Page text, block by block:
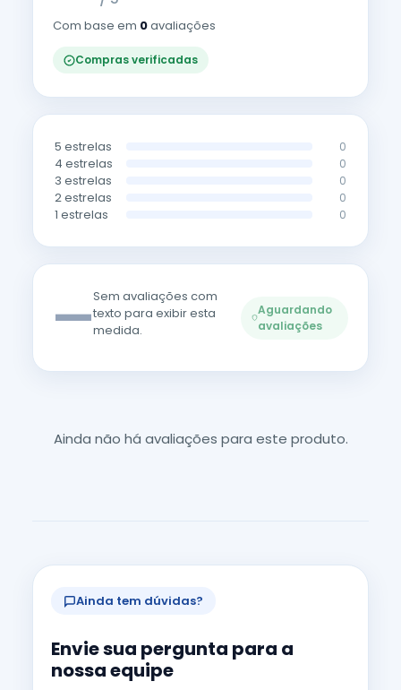
Com base em 0avaliações
Compras verificadas
5 estrelas 0
4 estrelas 0
3 estrelas 0
2 estrelas 0
1 estrelas 0
—Sem avaliações com
texto para exibir esta
medida.
Aguardando
avaliações
Ainda não há avaliações para este produto.
Ainda tem dúvidas?
Envie sua pergunta para a
nossa equipe